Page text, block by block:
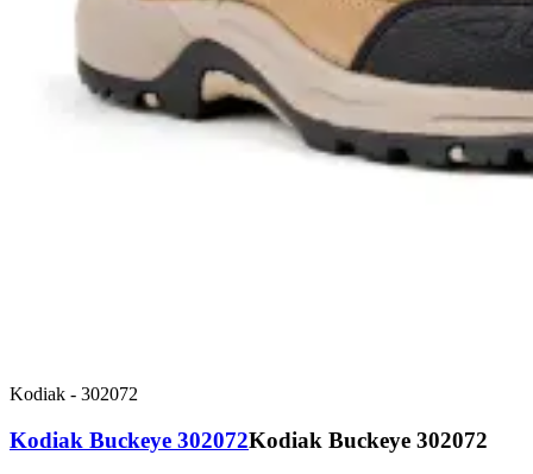
Kodiak - 302072
Kodiak Buckeye 302072Kodiak Buckeye 302072